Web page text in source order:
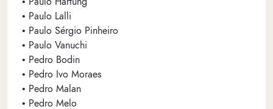
• Paulo Lalli
• Paulo Sérgio Pinheiro
• Paulo Vanuchi
• Pedro Bodin
• Pedro Ivo Moraes
• Pedro Malan
• Pedro Melo